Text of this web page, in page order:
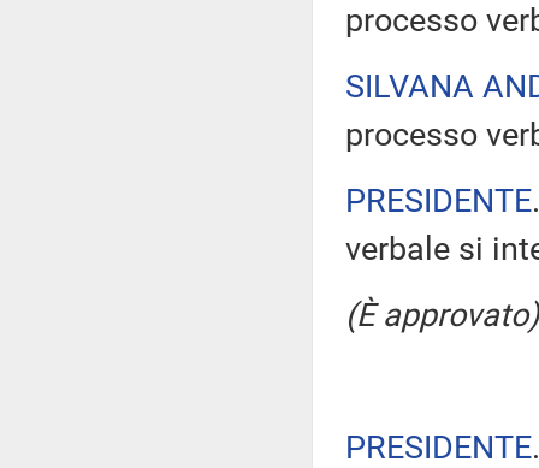
processo
SILVANA
processo
PRESIDENTE
verbale si
(È approvato)
PRESIDENTE